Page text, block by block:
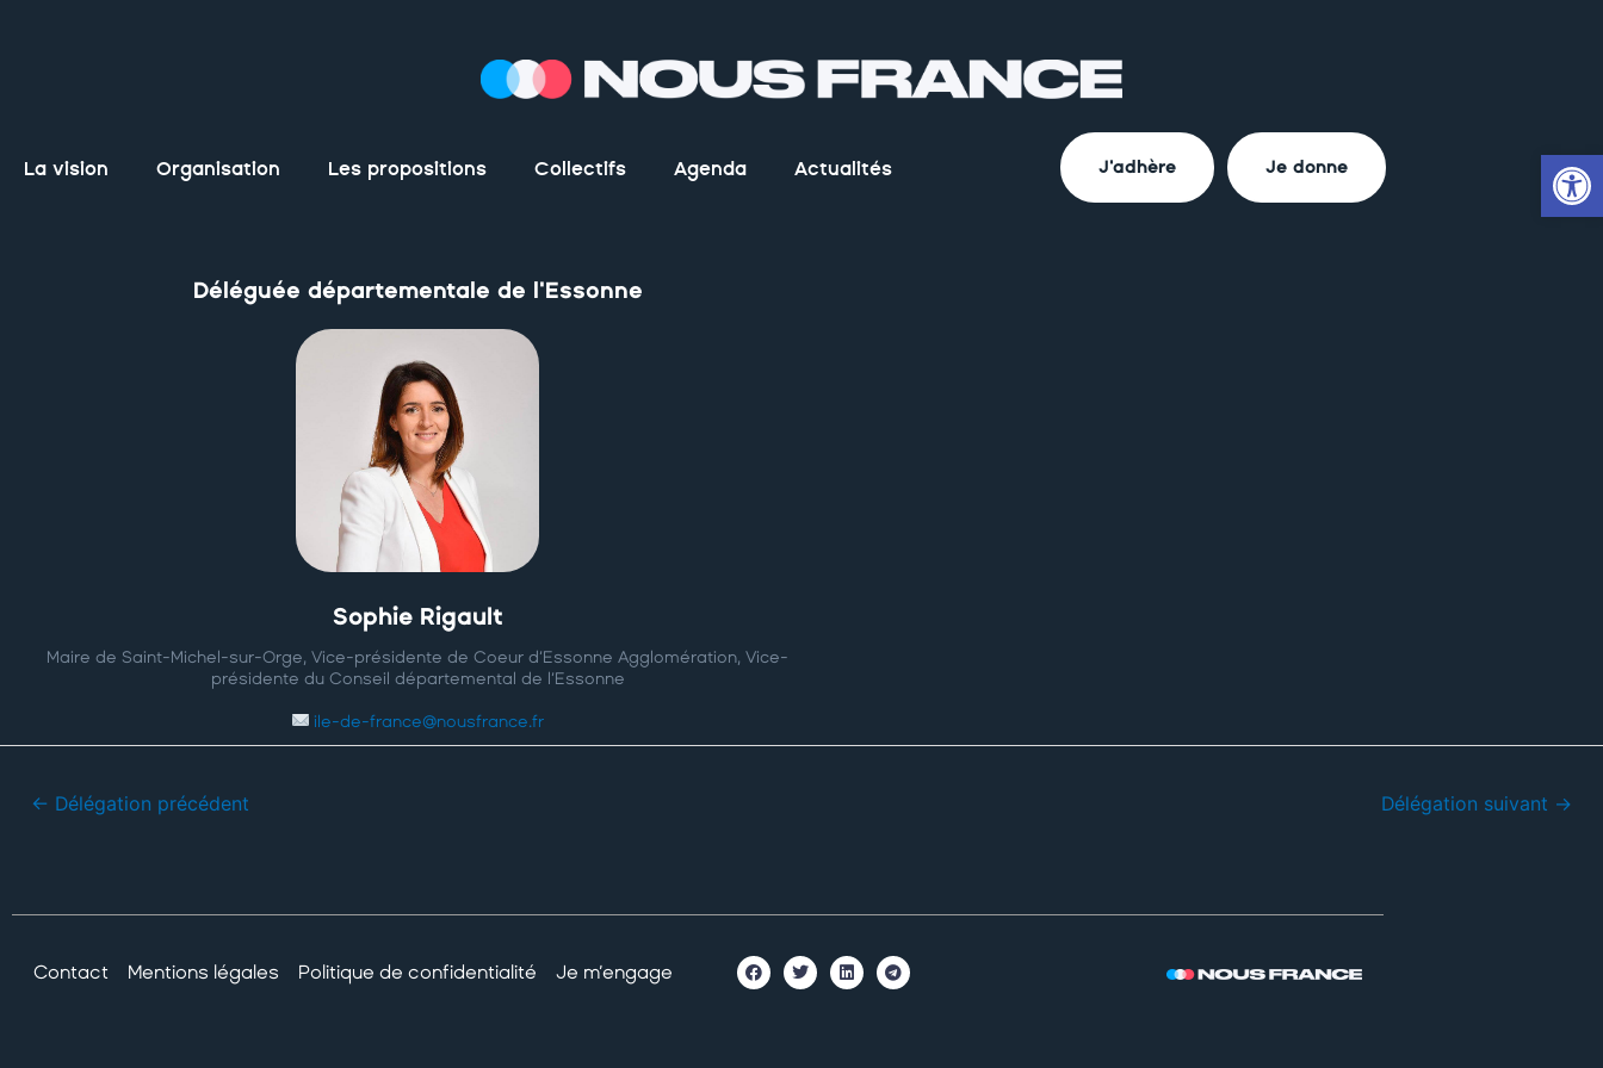
Ouvrir
La vision Organisation Les propositions Collectifs Agenda Actualités J'adhère Je donne
Déléguée départementale de l'Essonne
Sophie Rigault
Maire de Saint-Michel-sur-Orge, Vice-présidente de Coeur d’Essonne Agglomération, Vice-
présidente du Conseil départemental de l’Essonne
ile-de-france@nousfrance.fr
← Délégation précédent Délégation suivant →
Contact Mentions légales Politique de confidentialité Je m’engage